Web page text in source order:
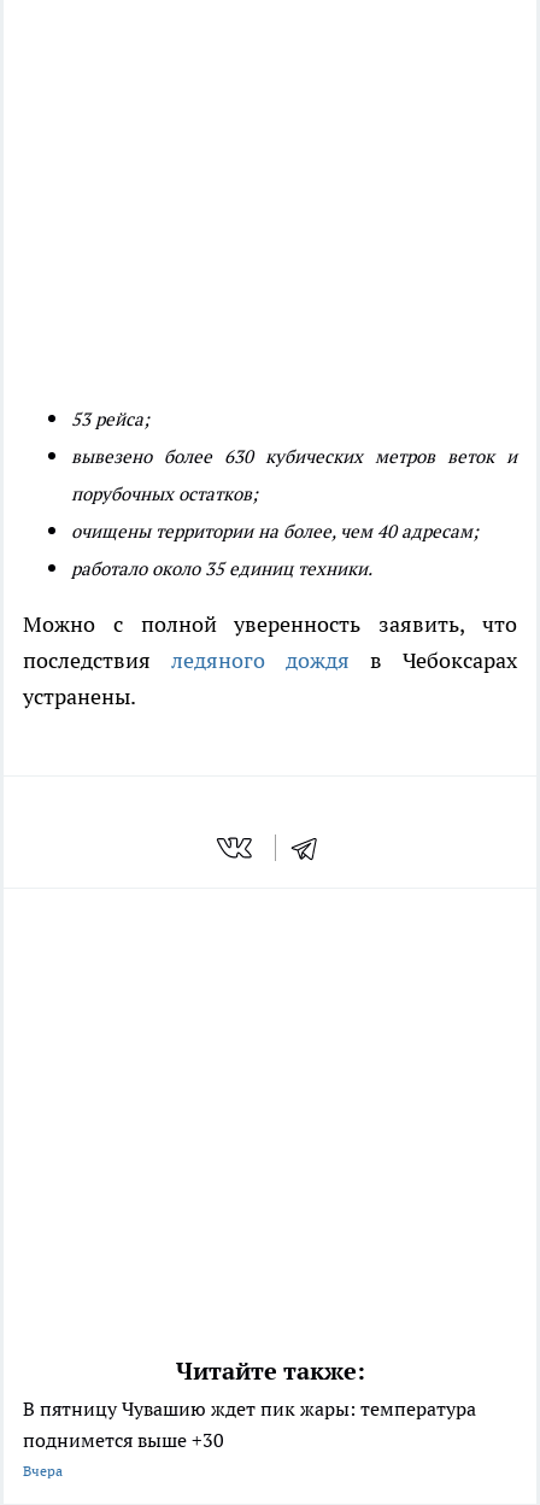
53 рейса;
вывезено более 630 кубических метров веток и
порубочных остатков;
очищены территории на более, чем 40 адресам;
работало около 35 единиц техники.
Можно с полной уверенность заявить, что
последствия ледяного дождя в Чебоксарах
устранены.
Читайте также:
В пятницу Чувашию ждет пик жары: температура
поднимется выше +30
Вчера